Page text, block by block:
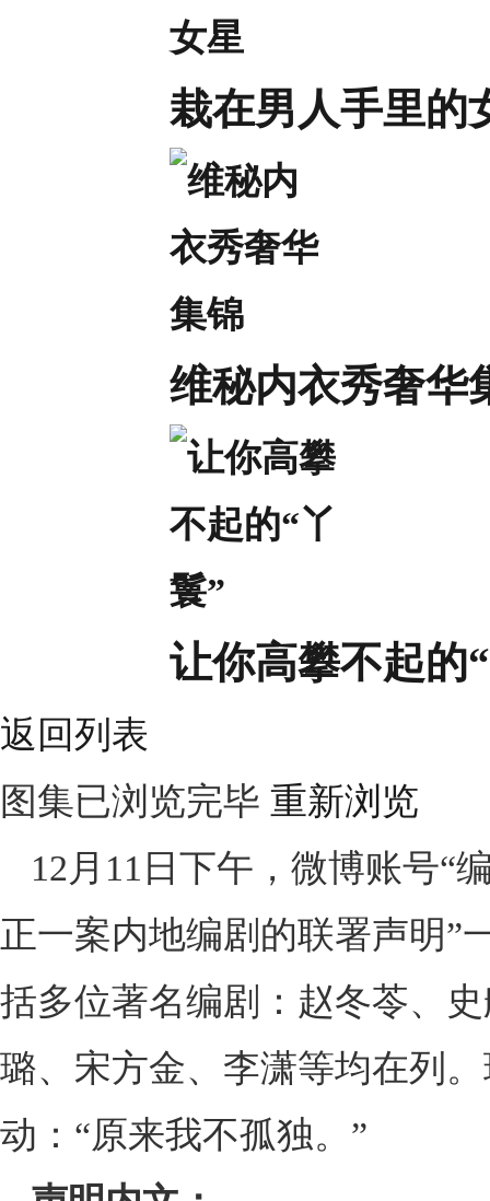
栽在男人手里的
维秘内衣秀奢华
让你高攀不起的
返回列表
图集已浏览完毕 重新浏览
12月11日下午，微博账号“
正一案内地编剧的联署声明”
括多位著名编剧：赵冬苓、
璐、宋方金、李潇等均在列
动：“原来我不孤独。”